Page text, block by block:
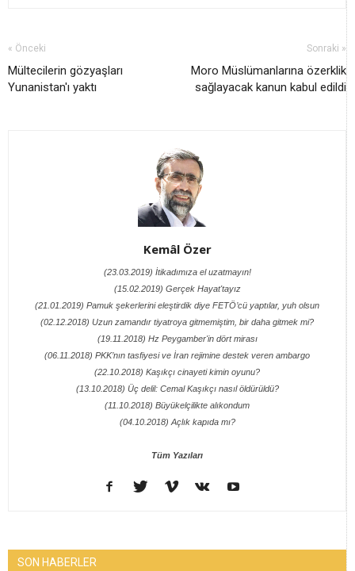
« Önceki
Mültecilerin gözyaşları
Yunanistan'ı yaktı
Sonraki »
Moro Müslümanlarına özerklik
sağlayacak kanun kabul edildi
Kemâl Özer
(23.03.2019) İtikadımıza el uzatmayın!
(15.02.2019) Gerçek Hayat'tayız
(21.01.2019) Pamuk şekerlerini eleştirdik diye FETÖ’cü yaptılar, yuh olsun
(02.12.2018) Uzun zamandır tiyatroya gitmemiştim, bir daha gitmek mi?
(19.11.2018) Hz Peygamber'in dört mirası
(06.11.2018) PKK’nın tasfiyesi ve İran rejimine destek veren ambargo
(22.10.2018) Kaşıkçı cinayeti kimin oyunu?
(13.10.2018) Üç delil: Cemal Kaşıkçı nasıl öldürüldü?
(11.10.2018) Büyükelçilikte alıkondum
(04.10.2018) Açlık kapıda mı?
Tüm Yazıları
SON HABERLER